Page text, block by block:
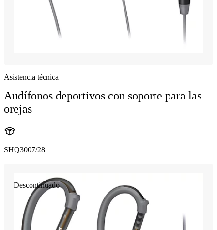
Asistencia técnica
Audífonos deportivos con soporte para las
orejas
SHQ3007/28
Descontinuado